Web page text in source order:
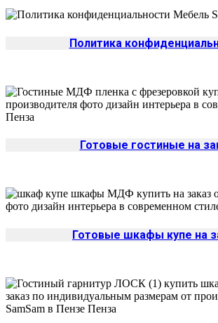
Политика
Готовые гостиные на
Готовые шкафы купе на